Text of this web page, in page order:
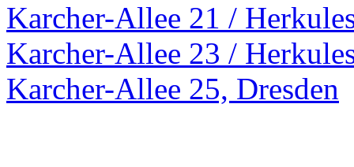
Karcher-Allee 21 /
Karcher-Allee 23 /
Karcher-Allee 25, Dresden